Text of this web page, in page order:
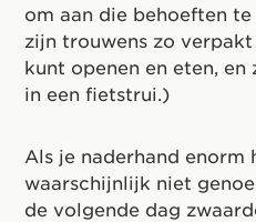
om aan die behoeften
zijn trouwens zo
kunt openen en eten, en
in een fietstrui.)
Als je naderhand enorm
waarschijnlijk niet
de volgende dag